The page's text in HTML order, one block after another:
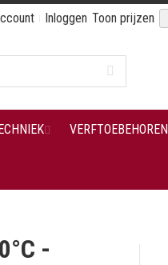
Inloggen Toon prijzen
VERFTOEBEHOREN
-